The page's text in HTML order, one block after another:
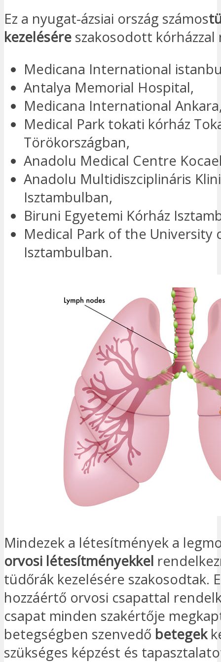
Ez a nyugat-ázsiai ország számos
kezelésére szakosodott kórházzal
Medicana International
Antalya Memorial Hospital,
Medicana International
Medical Park tokati kórház
Törökországban,
Anadolu Medical Centre
Anadolu Multidiszciplináris
Isztambulban,
Biruni Egyetemi Kórház
Medical Park of the University
Isztambulban.
Mindezek a létesítmények a
orvosi létesítményekkel
tüdőrák kezelésére szakosodtak.
hozzáértő orvosi csapattal
csapat minden szakértője
betegségben szenvedő betegek
szükséges képzést és